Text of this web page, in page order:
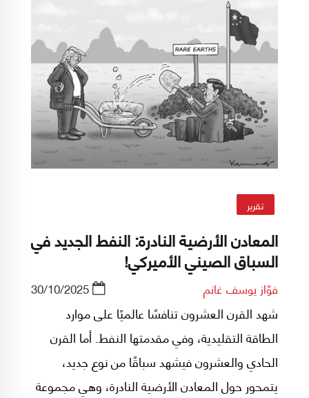
مستقبلًا. للوهلة الأولى يبدو الأمر متناقضًا: لماذا
تحتاج دولة قادرة على طباعة الدولار إلى امتلاك
أصول إنتاجية في شركات؟
تقرير
المعادن الأرضية النادرة: النفط الجديد في
السباق الصيني الأميركي!
فوّاز يوسف غانم 30/10/2025
شهد القرن العشرون تنافسًا عالميًا على موارد
الطاقة التقليدية، وفي مقدمتها النفط. أما القرن
الحادي والعشرون فيشهد سباقًا من نوع جديد،
يتمحور حول المعادن الأرضية النادرة، وهي مجموعة